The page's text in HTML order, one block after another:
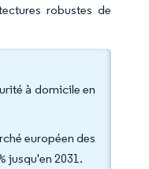
robustes de
à domicile en
européen des
jusqu'en 2031.